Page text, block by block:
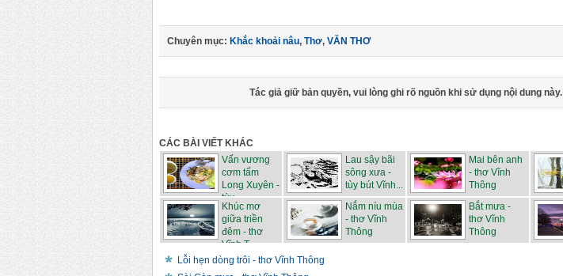
Chuyên mục: Khắc khoải nâu, Thơ, VĂN THƠ
Tác giả giữ bản quyền, vui lòng ghi rõ nguồn khi sử dụng nội dung này.
CÁC BÀI VIẾT KHÁC
Vấn vương
cơm tấm
Long Xuyên -
tùy ...
Lau sậy bãi
sông xưa -
tùy bút Vĩnh...
Mai bên anh
- thơ Vĩnh
Thông
Khúc mơ
giữa triền
đêm - thơ
Vĩnh T...
Nắm níu mùa
- thơ Vĩnh
Thông
Bắt mưa -
thơ Vĩnh
Thông
Lỗi hẹn dòng trôi - thơ Vĩnh Thông